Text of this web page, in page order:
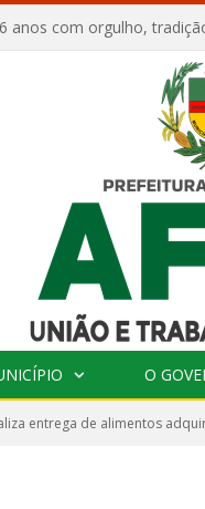
O
entrega de alimentos